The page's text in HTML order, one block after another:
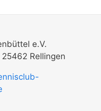
e.V.
Rellingen